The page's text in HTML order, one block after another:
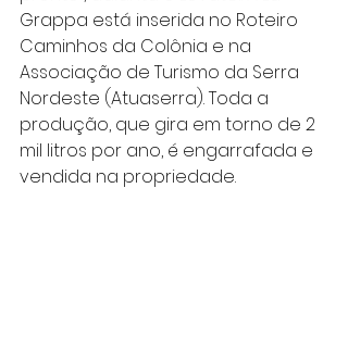
Grappa está inserida no Roteiro
Caminhos da Colônia e na
Associação de Turismo da Serra
Nordeste (Atuaserra). Toda a
produção, que gira em torno de 2
mil litros por ano, é engarrafada e
vendida na propriedade.